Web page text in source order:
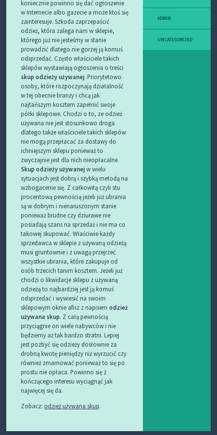
koniecznie powinno się dać ogłoszenie
w Internecie albo gazecie a może ktoś się
zainteresuje. Szkoda zaprzepaścić
odzież, która zalega nam w sklepie,
którego już nie jesteśmy w stanie
prowadzić dlatego nie gorzej ją komuś
odsprzedać. Często właściciele takich
sklepów wystawiają ogłoszenia o treści
skup odzieży używanej. Priorytetowo
osoby, które rozpoczynają działalność
w tej obecnie branży i chcą jak
najtańszym kosztem zapełnić swoje
półki sklepowe. Chodzi o to, ze odzież
używana nie jest stosunkowo droga
dlatego także właściciele takich sklepów
nie mogą przepłacać za dostawy do
ichniejszym sklepu ponieważ to
zwyczajnie jest dla nich nieopłacalne.
Skup odzieży używanejw wielu
sytuacjach jest dobrą i szybką metodą na
wzbogacenie się. Z całkowitą czyli stu
procentową pewnością jeżeli już ubrania
są w dobrym i nienaruszonym stanie
ponieważ brudne czy dziurawe nie
posiadają szans na sprzedaż i nie ma co
takowej skupować. Właściwie każdy
sprzedawca w sklepie z używaną odzieżą
musi gruntownie i z uwagą przejrzeć
wszystkie ubrania, które zakupuje od
osób trzecich tanim kosztem. Jeżeli już
chodzi o likwidacje sklepu z używaną
odzieżą to najbardziej jest ją komuś
odsprzedać i wywiesić na swoim
sklepowym oknie afisz z napisem odzież
używana skup. Z całą pewnością
przyciągnie on wiele nabywców i nie
będziemy aż tak bardzo stratni. Lepiej
jest pozbyć się odzieży dosłownie za
drobną kwotę pieniędzy niż wyrzucić czy
również zmarnować ponieważ to się po
prostu nie opłaca. Powinno się z
kończącego interesu wyciągnąć jak
najwięcej się da.
Zobacz: odzież używana skup.
ADMIN
UNCATEGORIZED